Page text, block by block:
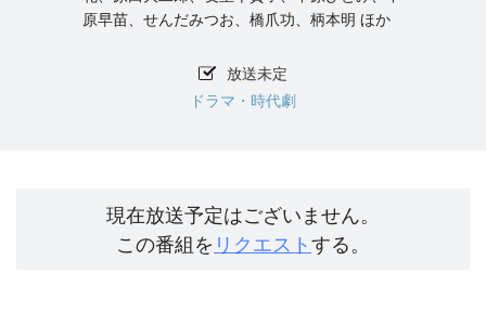
原早苗、せんだみつお、橋爪功、柄本明 ほか
放送未定
ドラマ・時代劇
現在放送予定はございません。
この番組を リクエストする。